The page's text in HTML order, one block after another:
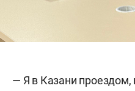
— Я в Казани проездом,